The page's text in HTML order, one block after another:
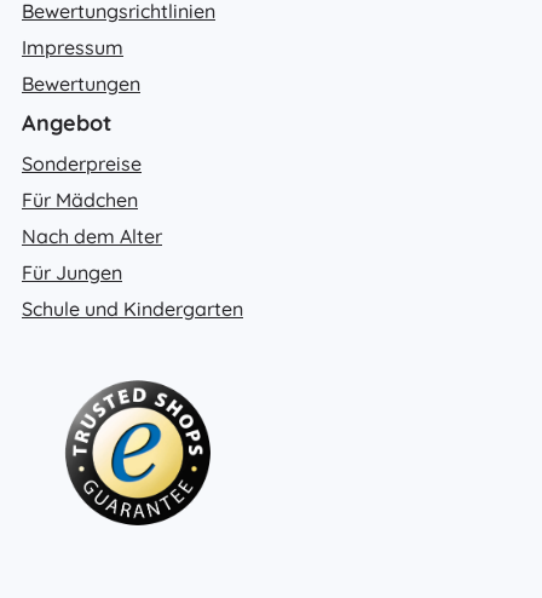
Bewertungsrichtlinien
Impressum
Bewertungen
Angebot
Sonderpreise
Für Mädchen
Nach dem Alter
Für Jungen
Schule und Kindergarten